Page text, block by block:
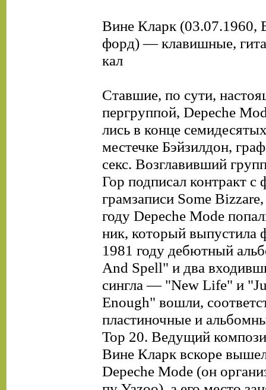
Вине Кларк (03.07.1960,
форд) — клавишные,
кал
Ставшие, по сути,
пергруппой, Depeche
лись в конце
местечке Бэйзилдон,
секс. Возглавивший
Гор подписал контракт с
грамзаписи Some
году Depeche Mode
ник, который выпустила
1981 году дебютный
And Spell" и два
сингла — "New Life" и
Enough" вошли,
пластиночные и
Тор 20. Ведущий
Вине Кларк вскоре
Depeche Mode (он